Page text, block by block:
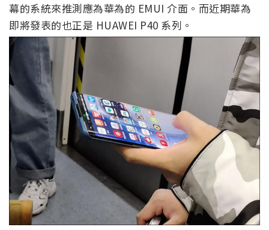
幕的系統來推測應為華為的 EMUI 介面。而近期華為
即將發表的也正是 HUAWEI P40 系列。